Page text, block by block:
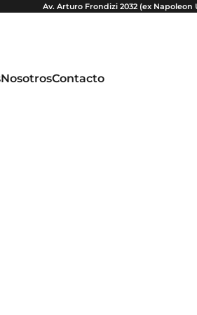
Av. Arturo Frondizi 2032 (ex Napoleon
NosotrosContacto